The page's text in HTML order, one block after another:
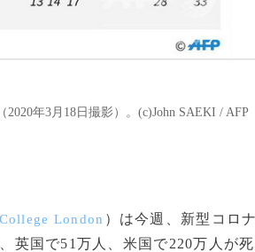
年3月18日撮影）。(c)John SAEKI / AFP
London ）は今週、新型コロ
英国で51万人、米国で220万人が死